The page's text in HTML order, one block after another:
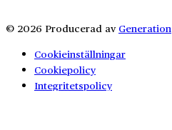
© 2026 Producerad av Generation
Cookieinställningar
Cookiepolicy
Integritetspolicy